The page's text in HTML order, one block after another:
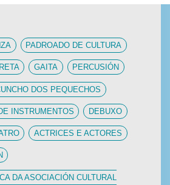
PADROADO DE CULTURA
GAITA PERCUSIÓN
DOS PEQUECHOS
INSTRUMENTOS DEBUXO
ACTRICES E ACTORES
DA ASOCIACIÓN CULTURAL